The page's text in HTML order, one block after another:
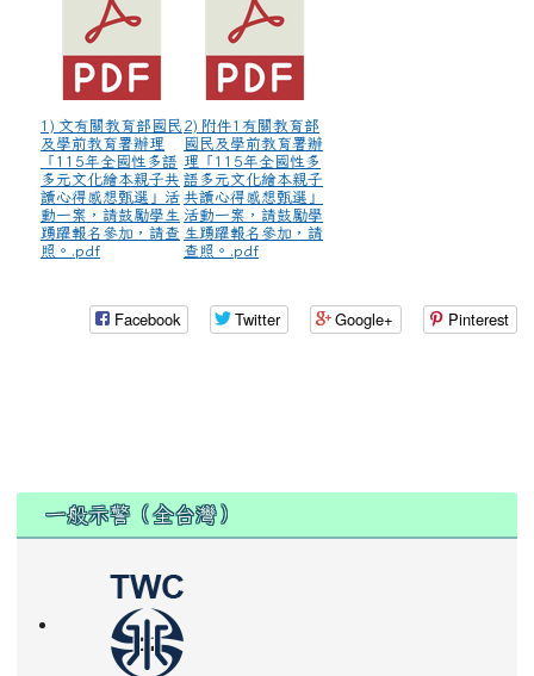
1) 文有關教育部國民
及學前教育署辦理
「115年全國性多語
多元文化繪本親子共
讀心得感想甄選」活
動一案，請鼓勵學生
踴躍報名參加，請查
照。.pdf
2) 附件1有關教育部
國民及學前教育署辦
理「115年全國性多
語多元文化繪本親子
共讀心得感想甄選」
活動一案，請鼓勵學
生踴躍報名參加，請
查照。.pdf
Facebook Twitter Google+ Pinterest
一般示警（全台灣）